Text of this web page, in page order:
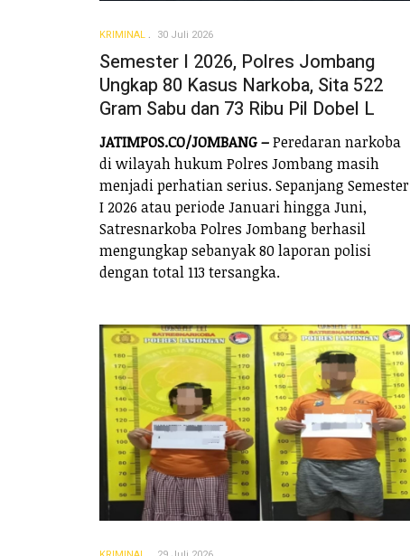
KRIMINAL 30 Juli 2026
Semester I 2026, Polres Jombang
Ungkap 80 Kasus Narkoba, Sita 522
Gram Sabu dan 73 Ribu Pil Dobel L
JATIMPOS.CO/JOMBANG –Peredaran narkoba
di wilayah hukum Polres Jombang masih
menjadi perhatian serius. Sepanjang Semester
I 2026 atau periode Januari hingga Juni,
Satresnarkoba Polres Jombang berhasil
mengungkap sebanyak 80 laporan polisi
dengan total 113 tersangka.